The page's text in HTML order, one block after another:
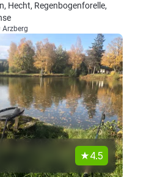
Hecht, Regenbogenforelle,
Arzberg
4.5